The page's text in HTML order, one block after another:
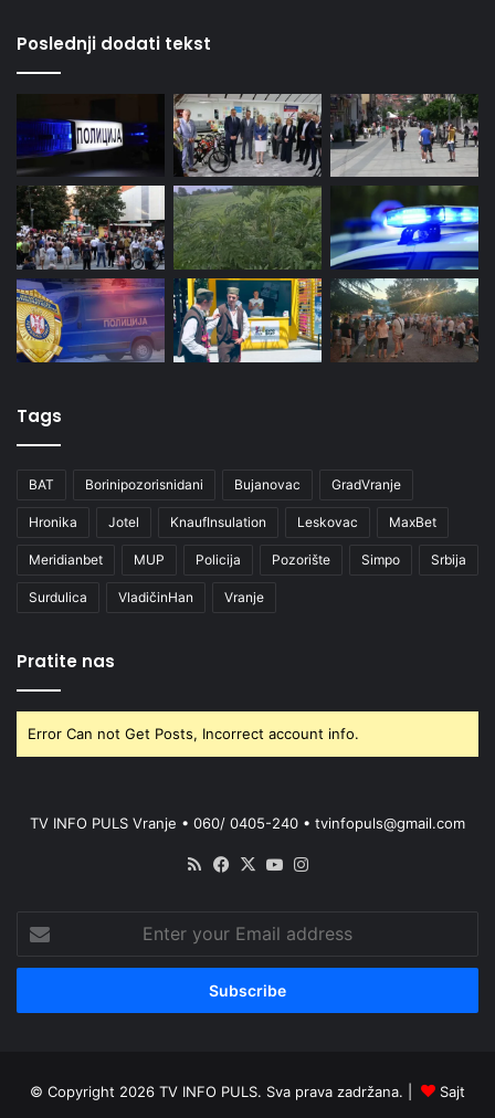
Poslednji dodati tekst
Tags
BAT Borinipozorisnidani Bujanovac GradVranje
Hronika Jotel KnaufInsulation Leskovac MaxBet
Meridianbet MUP Policija Pozorište Simpo Srbija
Surdulica VladičinHan Vranje
Pratite nas
Error Can not Get Posts, Incorrect account info.
TV INFO PULS Vranje • 060/ 0405-240 • tvinfopuls@gmail.com
RSS Facebook
X YouTube
your
Email
© Copyright 2026 TV INFO PULS. Sva prava zadržana. |
Sajt